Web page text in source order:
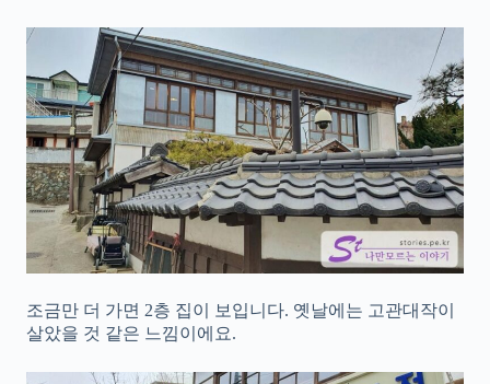
조금만 더 가면 2층 집이 보입니다. 옛날에는 고관대작이
살았을 것 같은 느낌이에요.